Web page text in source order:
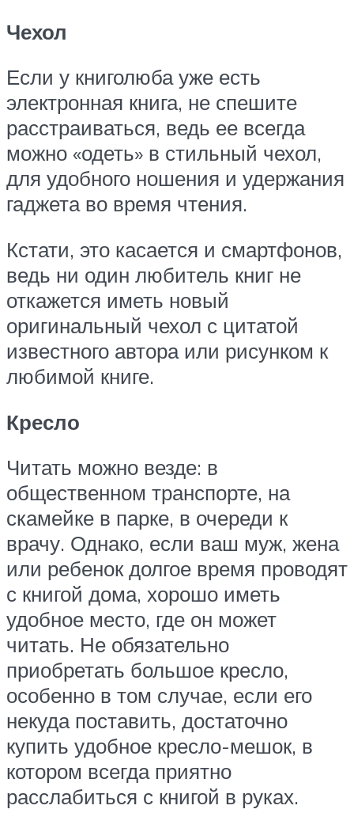
Чехол
Если у книголюба уже есть
электронная книга, не спешите
расстраиваться, ведь ее всегда
можно «одеть» в стильный чехол,
для удобного ношения и удержания
гаджета во время чтения.
Кстати, это касается и смартфонов,
ведь ни один любитель книг не
откажется иметь новый
оригинальный чехол с цитатой
известного автора или рисунком к
любимой книге.
Кресло
Читать можно везде: в
общественном транспорте, на
скамейке в парке, в очереди к
врачу. Однако, если ваш муж, жена
или ребенок долгое время проводят
с книгой дома, хорошо иметь
удобное место, где он может
читать. Не обязательно
приобретать большое кресло,
особенно в том случае, если его
некуда поставить, достаточно
купить удобное кресло-мешок, в
котором всегда приятно
расслабиться с книгой в руках.